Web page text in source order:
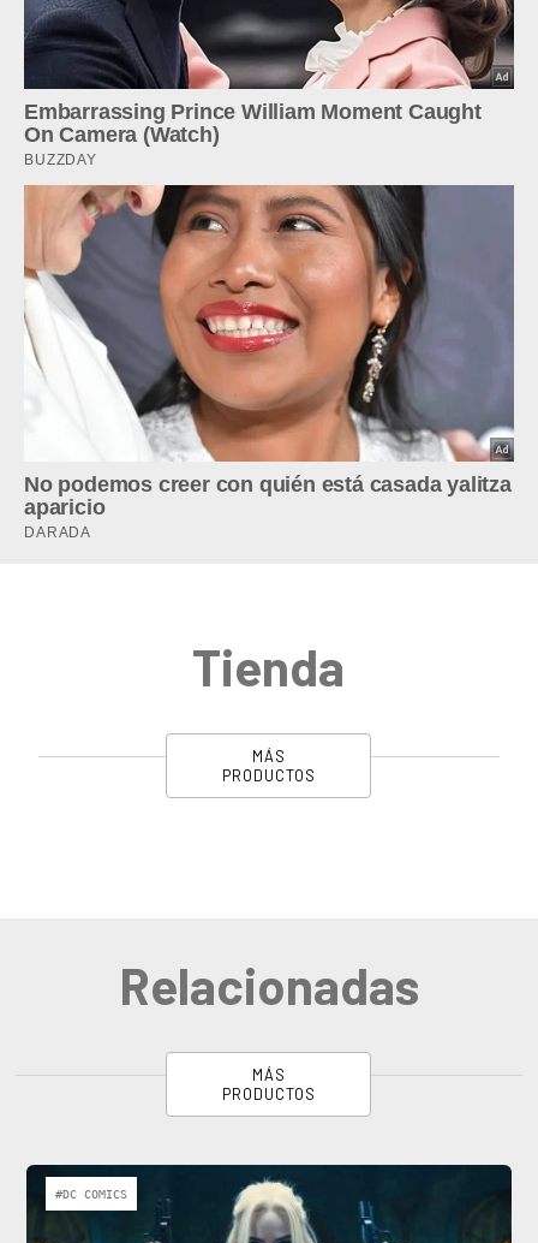
Tienda
MÁS
PRODUCTOS
Relacionadas
MÁS
PRODUCTOS
#DC COMICS